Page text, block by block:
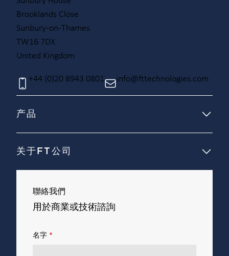
Brooklands Close
Sunbury-on-Thames
TW16 7DX
United Kingdom
+44 (0)20 8943 0801 info@fttechnologies.com
产品
关于FT公司
聯絡我們
用於商業或技術諮詢
名字 *